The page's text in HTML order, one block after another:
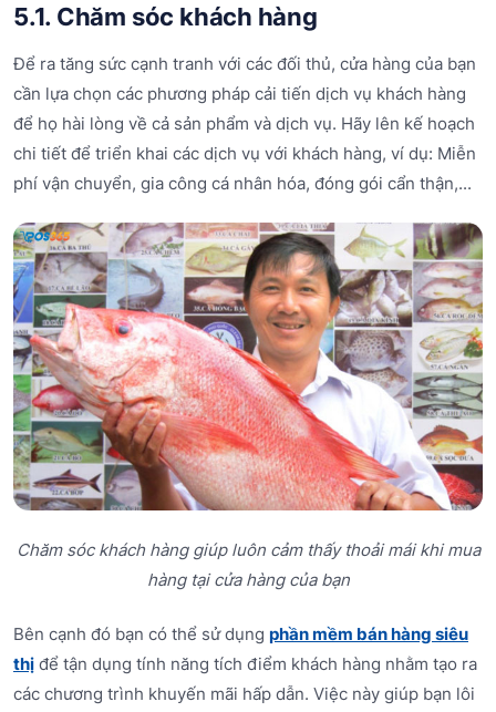
5.1. Chăm sóc khách hàng
Để ra tăng sức cạnh tranh với các đối thủ, cửa hàng của bạn
cần lựa chọn các phương pháp cải tiến dịch vụ khách hàng
để họ hài lòng về cả sản phẩm và dịch vụ. Hãy lên kế hoạch
chi tiết để triển khai các dịch vụ với khách hàng, ví dụ: Miễn
phí vận chuyển, gia công cá nhân hóa, đóng gói cẩn thận,...
Chăm sóc khách hàng giúp luôn cảm thấy thoải mái khi mua
hàng tại cửa hàng của bạn
Bên cạnh đó bạn có thể sử dụng phần mềm bán hàng siêu
thị để tận dụng tính năng tích điểm khách hàng nhằm tạo ra
các chương trình khuyến mãi hấp dẫn. Việc này giúp bạn lôi